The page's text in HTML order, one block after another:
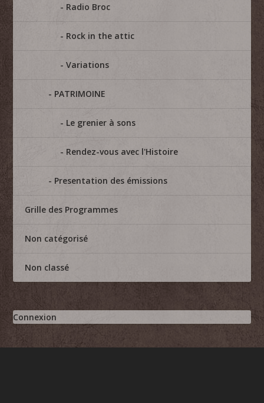
Radio Broc
Rock in the attic
Variations
PATRIMOINE
Le grenier à sons
Rendez-vous avec l'Histoire
Presentation des émissions
Grille des Programmes
Non catégorisé
Non classé
Connexion